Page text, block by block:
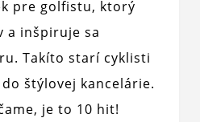
pre golfistu, ktorý
a inšpiruje sa
Takíto starí cyklisti
štýlovej kancelárie.
je to 10 hit!